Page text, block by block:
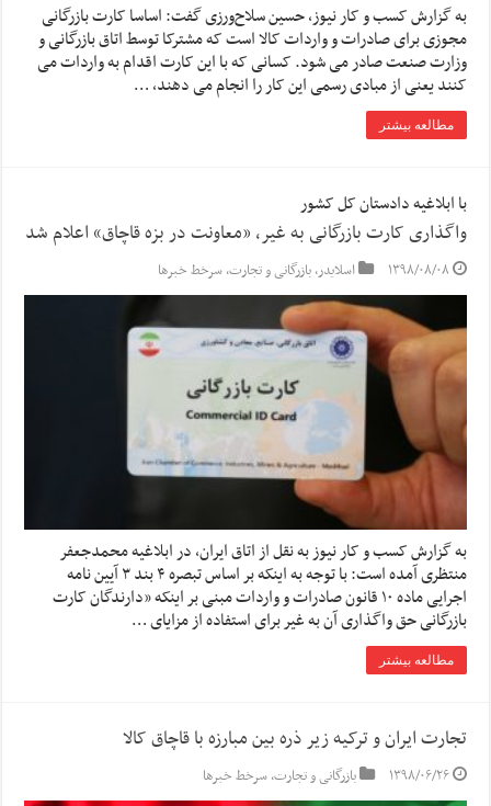
به گزارش کسب و کار نیوز، حسین سلاح‌ورزی گفت: اساسا کارت بازرگانی
مجوزی برای صادرات و واردات کالا است که مشترکا توسط اتاق بازرگانی و
وزارت صنعت صادر می شود. کسانی که با این کارت اقدام به واردات می
کنند یعنی از مبادی رسمی این کار را انجام می دهند، …
مطالعه بیشتر
با ابلاغیه دادستان کل کشور
واگذاری کارت بازرگانی به غیر، «معاونت در بزه قاچاق» اعلام شد
۱۳۹۸/۰۸/۰۸ اسلایدر,بازرگانی و تجارت,سرخط خبرها
به گزارش کسب و کار نیوز به نقل از اتاق ایران، در ابلاغیه محمدجعفر
منتظری آمده است: با توجه به اینکه بر اساس تبصره ۴ بند ۳ آیین نامه
اجرایی ماده ۱۰ قانون صادرات و واردات مبنی بر اینکه «دارندگان کارت
بازرگانی حق واگذاری آن به غیر برای استفاده از مزایای …
مطالعه بیشتر
تجارت ایران و ترکیه زیر ذره بین مبارزه با قاچاق کالا
۱۳۹۸/۰۶/۲۶ بازرگانی و تجارت,سرخط خبرها